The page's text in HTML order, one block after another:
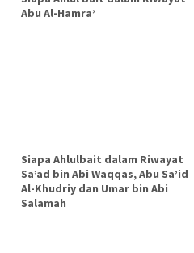
Abu Al-Hamra’
Siapa Ahlulbait dalam Riwayat
Sa’ad bin Abi Waqqas, Abu Sa’id
Al-Khudriy dan Umar bin Abi
Salamah